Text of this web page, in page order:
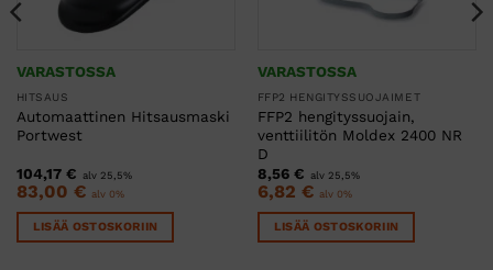
VARASTOSSA
HITSAUS
Automaattinen Hitsausmaski
Portwest
104,17 € alv 25,5%
83,00 € alv 0%
LISÄÄ OSTOSKORIIN
VARASTOSSA
FFP2 HENGITYSSUOJAIMET
FFP2 hengityssuojain,
venttiilitön Moldex 2400 NR
D
8,56 € alv 25,5%
6,82 € alv 0%
LISÄÄ OSTOSKORIIN